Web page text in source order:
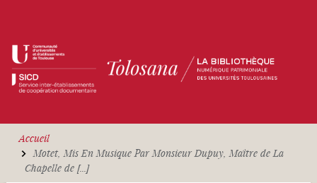
Accueil
Motet, Mis En Musique Par Monsieur Dupuy, Maître de La
Chapelle de [...]